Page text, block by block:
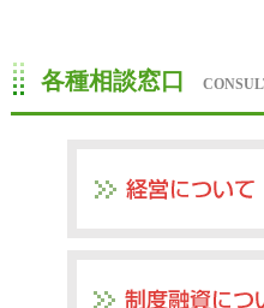
各種相談窓口